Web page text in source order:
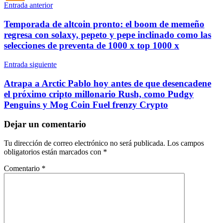
Navegación
de
entradas
Entrada anterior
Temporada de altcoin pronto: el boom de memeño
regresa con solaxy, pepeto y pepe inclinado como las
selecciones de preventa de 1000 x top 1000 x
Entrada siguiente
Atrapa a Arctic Pablo hoy antes de que desencadene
el próximo cripto millonario Rush, como Pudgy
Penguins y Mog Coin Fuel frenzy Crypto
Dejar un comentario
Tu dirección de correo electrónico no será publicada. Los campos
obligatorios están marcados con *
Comentario *